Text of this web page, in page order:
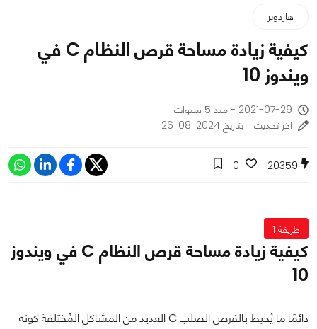
هاردوير
كيفية زيادة مساحة قرص النظام C في
ويندوز 10
2021-07-29 - منذ 5 سنوات
اخر تحديث - بتاريخ 2024-08-26
20359
0
طريقة 1
كيفية زيادة مساحة قرص النظام C في ويندوز
10
دائمًا ما يُحيط بالقرص الصلب C العديد من المشاكل المُختلفة كونه